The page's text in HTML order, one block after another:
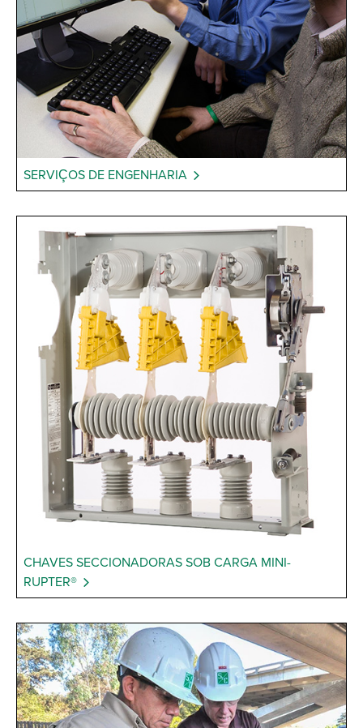
SERVIÇOS DE ENGENHARIA
CHAVES SECCIONADORAS SOB CARGA MINI-
RUPTER®